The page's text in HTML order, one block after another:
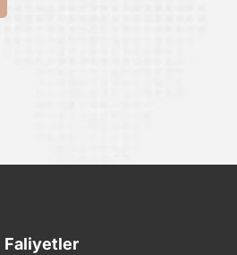
Faliyetler